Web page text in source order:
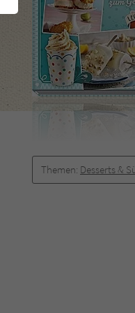
Themen: Desserts &